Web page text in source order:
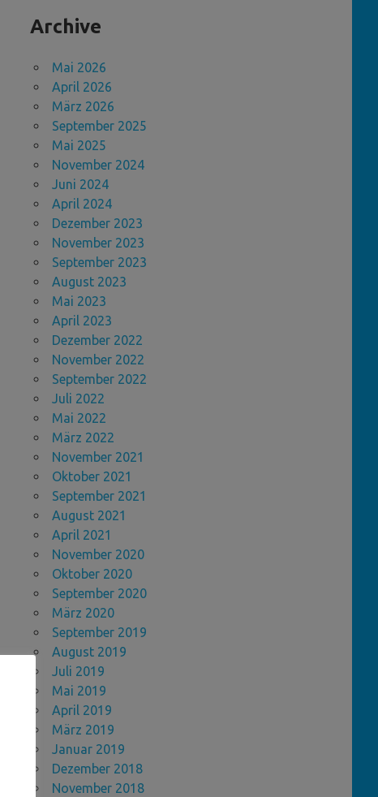
Archive
Mai 2026
April 2026
März 2026
September 2025
Mai 2025
November 2024
Juni 2024
April 2024
Dezember 2023
November 2023
September 2023
August 2023
Mai 2023
April 2023
Dezember 2022
November 2022
September 2022
Juli 2022
Mai 2022
März 2022
November 2021
Oktober 2021
September 2021
August 2021
April 2021
November 2020
Oktober 2020
September 2020
März 2020
September 2019
August 2019
Juli 2019
Mai 2019
April 2019
März 2019
Januar 2019
Dezember 2018
November 2018